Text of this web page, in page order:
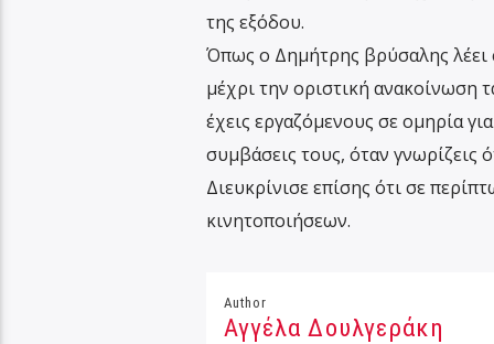
της εξόδου.
Όπως ο Δημήτρης βρύσαλης λέει
μέχρι την οριστική ανακοίνωση
έχεις εργαζόμενους σε ομηρία
συμβάσεις τους, όταν γνωρίζεις
Διευκρίνισε επίσης ότι σε
κινητοποιήσεων.
Author
Αγγέλα Δουλγεράκη